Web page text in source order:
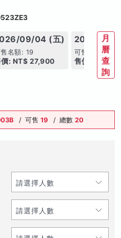
09/04 (五)
名額: 19
價: NT$ 27,900
2026/09/
可售名額: 19
售價: NT$
月
曆
查
詢
/ 可售 19 / 總數 20